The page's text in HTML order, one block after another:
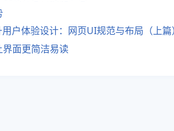
户体验设计：网页UI规范与布局（上篇）
面更简洁易读